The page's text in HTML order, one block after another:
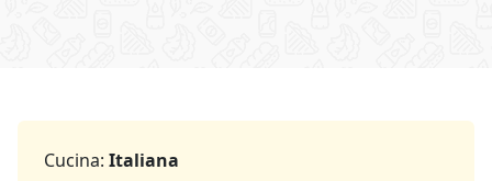
Cucina: Italiana